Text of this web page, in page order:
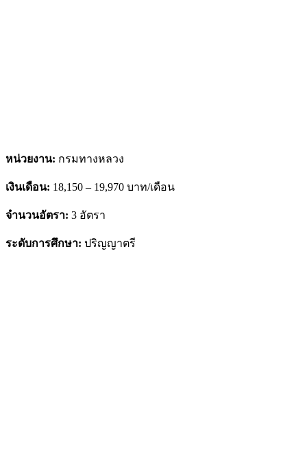
หน่วยงาน: กรมทางหลวง
เงินเดือน: 18,150 – 19,970 บาท/เดือน
จำนวนอัตรา: 3 อัตรา
ระดับการศึกษา: ปริญญาตรี